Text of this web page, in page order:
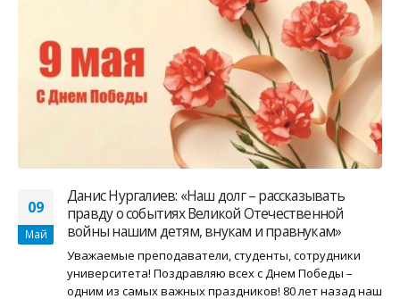
09
Май
Данис Нургалиев: «Наш долг – рассказывать
правду о событиях Великой Отечественной
войны нашим детям, внукам и правнукам»
Уважаемые преподаватели, студенты, сотрудники
университета! Поздравляю всех с Днем Победы –
одним из самых важных праздников! 80 лет назад наш